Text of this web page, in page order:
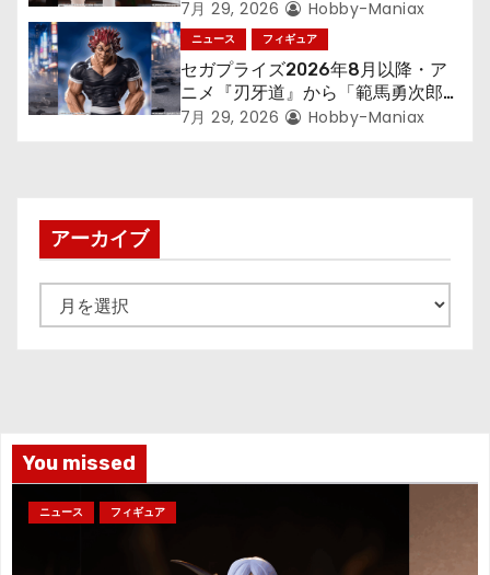
す～』から「ロキシー」のフィギュ
アが登場！
7月 29, 2026 Hobby-Maniax
ニュース フィギュア
セガプライズ2026年8月以降・ア
ニメ『刃牙道』から「範馬勇次郎」
が登場ッッ!!
7月 29, 2026 Hobby-Maniax
アーカイブ
ー
You missed
ニュース フィギュア